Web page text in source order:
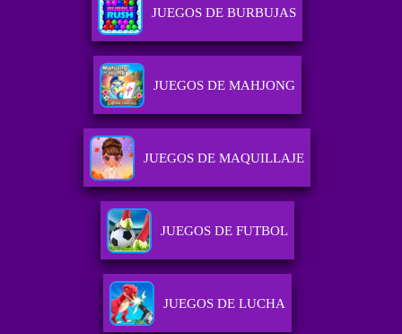
JUEGOS DE BURBUJAS
JUEGOS DE MAHJONG
JUEGOS DE MAQUILLAJE
JUEGOS DE FUTBOL
JUEGOS DE LUCHA